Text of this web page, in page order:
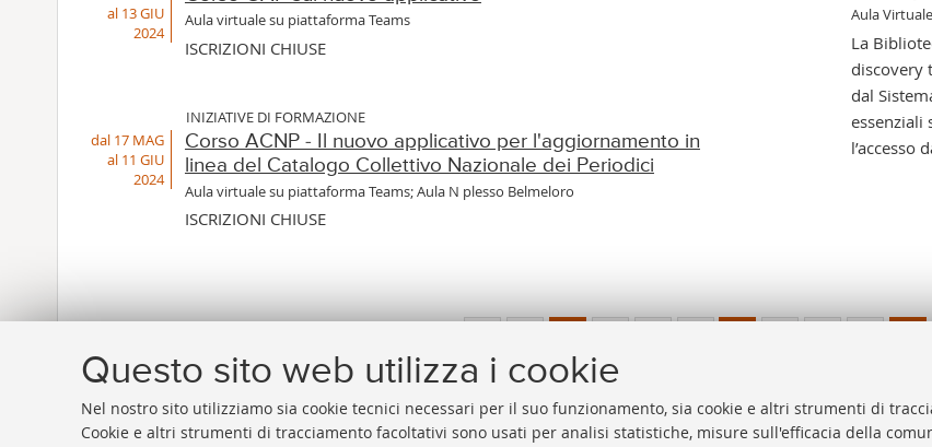
Questo sito web utilizza i cookie
Nel nostro sito utilizziamo sia cookie tecnici necessari per il suo funzionamento, sia cookie e altri strumenti di
Cookie e altri strumenti di tracciamento facoltativi sono usati per analisi statistiche, misure sull'efficacia della
al 13 GIU
2024
Aula virtuale su piattaforma Teams
ISCRIZIONI CHIUSE
INIZIATIVE DI FORMAZIONE
dal 17 MAG
al 11 GIU
2024
Corso ACNP - Il nuovo applicativo per l'aggiornamento in
linea del Catalogo Collettivo Nazionale dei Periodici
Aula virtuale su piattaforma Teams; Aula N plesso Belmeloro
ISCRIZIONI CHIUSE
Aula
La
discovery
dal
essenziali
l’accesso
12
elementi